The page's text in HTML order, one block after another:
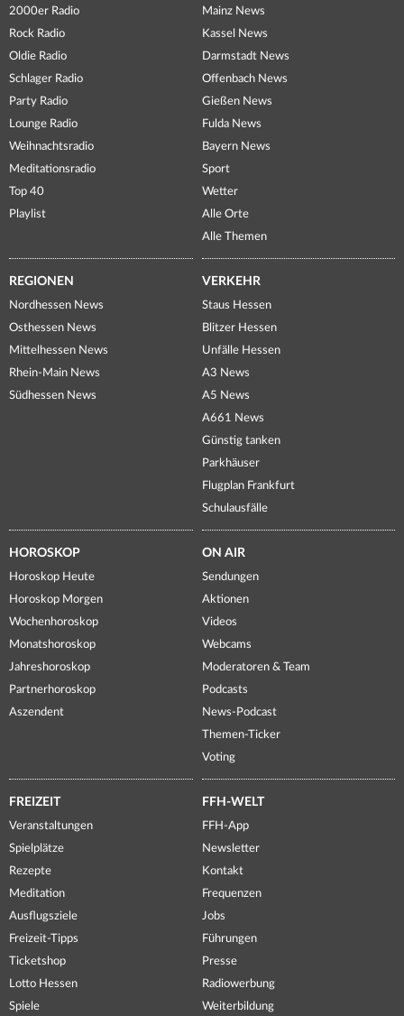
2000er Radio
Rock Radio
Oldie Radio
Schlager Radio
Party Radio
Lounge Radio
Weihnachtsradio
Meditationsradio
Top 40
Playlist
Mainz News
Kassel News
Darmstadt News
Offenbach News
Gießen News
Fulda News
Bayern News
Sport
Wetter
Alle Orte
Alle Themen
REGIONEN
Nordhessen News
Osthessen News
Mittelhessen News
Rhein-Main News
Südhessen News
VERKEHR
Staus Hessen
Blitzer Hessen
Unfälle Hessen
A3 News
A5 News
A661 News
Günstig tanken
Parkhäuser
Flugplan Frankfurt
Schulausfälle
HOROSKOP
Horoskop Heute
Horoskop Morgen
Wochenhoroskop
Monatshoroskop
Jahreshoroskop
Partnerhoroskop
Aszendent
ON AIR
Sendungen
Aktionen
Videos
Webcams
Moderatoren & Team
Podcasts
News-Podcast
Themen-Ticker
Voting
FREIZEIT
Veranstaltungen
Spielplätze
Rezepte
Meditation
Ausflugsziele
Freizeit-Tipps
Ticketshop
Lotto Hessen
Spiele
FFH-WELT
FFH-App
Newsletter
Kontakt
Frequenzen
Jobs
Führungen
Presse
Radiowerbung
Weiterbildung